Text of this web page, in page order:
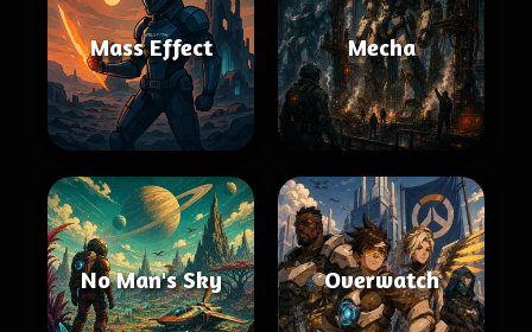
Mass Effect Mecha
No Man's Sky Overwatch